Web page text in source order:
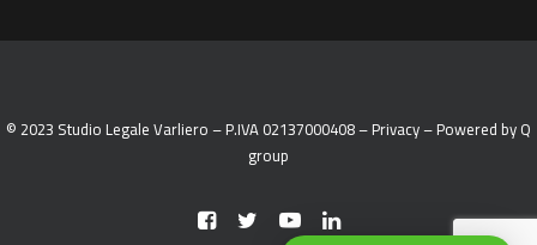
© 2023 Studio Legale Varliero – P.IVA 02137000408 –Privacy– Powered byQ
group